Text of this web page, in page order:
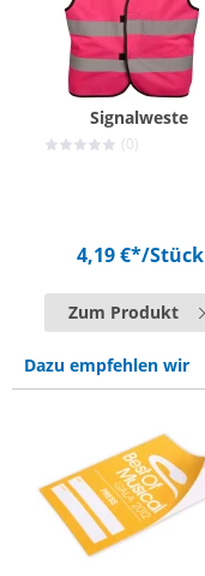
Signalweste
(0)
4,19 €*/Stück
Zum Produkt
Dazu empfehlen wir